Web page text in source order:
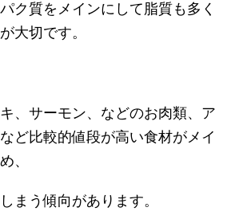
ク質をメインにして脂質も多く
大切です。
、サーモン、などのお肉類、ア
ど比較的値段が高い食材がメイ
、
まう傾向があります。